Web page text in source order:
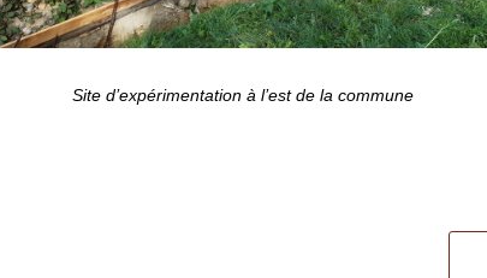
Site d’expérimentation à l’est de la commune